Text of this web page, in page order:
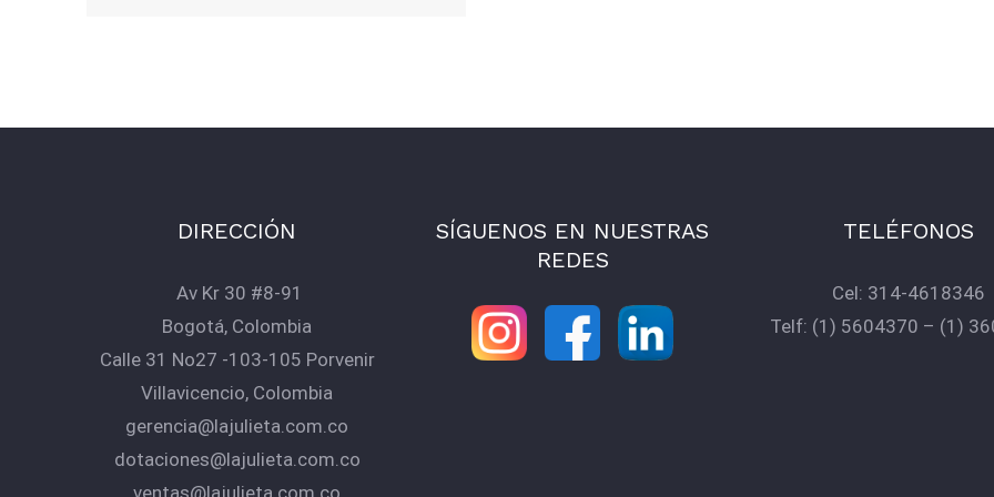
DIRECCIÓN
Av Kr 30 #8-91
Bogotá, Colombia
Calle 31 No27 -103-105 Porvenir
Villavicencio, Colombia
gerencia@lajulieta.com.co
dotaciones@lajulieta.com.co
SÍGUENOS EN NUESTRAS
REDES
TELÉFONOS
Cel: 314-4618346
Telf: (1) 5604370 – (1)